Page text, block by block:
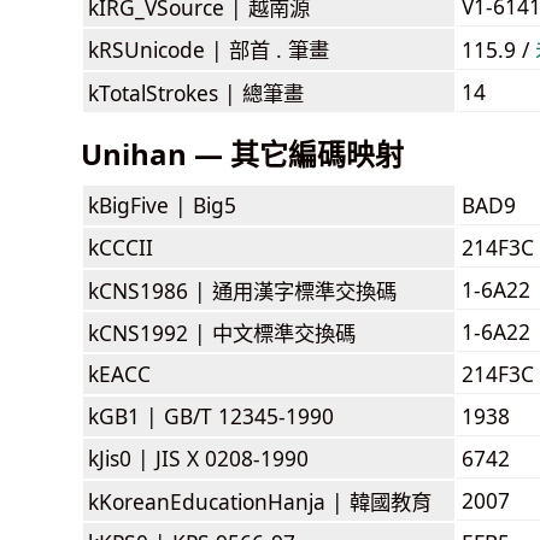
kIRG_VSource | 越南源
kRSUnicode | 部首 . 筆畫 115.9 /
kTotalStrokes | 總筆畫 14
Unihan — 其它編碼映射
kBigFive | Big5
BAD9
kCCCII
214F3C
kCNS1986 | 通用漢字標準交換碼
1-6A22
kCNS1992 | 中文標準交換碼
1-6A22
kEACC
214F3C
kGB1 | GB/T 12345-1990
1938
kJis0 | JIS X 0208-1990
6742
kKoreanEducationHanja | 韓國教育
2007